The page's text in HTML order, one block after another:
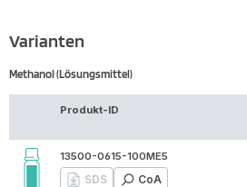
Varianten
Methanol (Lösungsmittel)
Produkt-ID
13500-0615-100ME5
SDS CoA